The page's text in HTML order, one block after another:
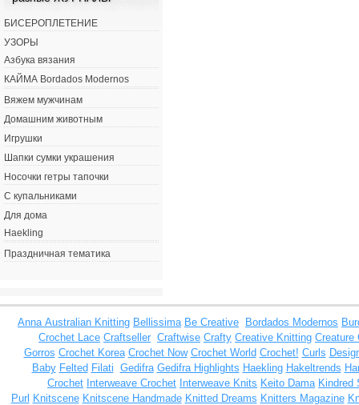
БИСЕРОПЛЕТЕНИЕ
УЗОРЫ
Азбука вязания
КАЙМА Bordados Modernos
Вяжем мужчинам
Домашним животным
Игрушки
Шапки сумки украшения
Носочки гетры тапочки
С купальниками
Для дома
Haekling
Праздничная тематика
Anna Australian Knitting Bellissima Be Creative Bordados Modernos
Crochet Lace Craftseller Craftwise Crafty Creative Knitting Creature
Gorros Crochet Korea Crochet Now Crochet World Crochet! Curls
Baby Felted Filati Gedifra Gedifra Highlights Haekling Hakeltrends
Crochet Interweave Crochet Interweave Knits Keito Dama Kindred
Purl Knitscene Knitscene Handmade Knitted Dreams Knitters Magazine